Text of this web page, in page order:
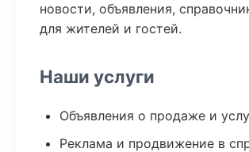
новости, объявления,
для жителей и гостей.
Наши услуги
Объявления о продаже и
Реклама и продвижение в